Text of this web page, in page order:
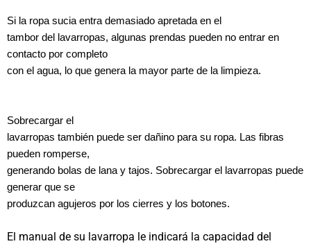
Si la ropa sucia entra demasiado apretada en el
tambor del lavarropas, algunas prendas pueden no entrar en
contacto por completo
con el agua, lo que genera la mayor parte de la limpieza.
Sobrecargar el
lavarropas también puede ser dañino para su ropa. Las fibras
pueden romperse,
generando bolas de lana y tajos. Sobrecargar el lavarropas puede
generar que se
produzcan agujeros por los cierres y los botones.
El manual de su lavarropa le indicará la capacidad del